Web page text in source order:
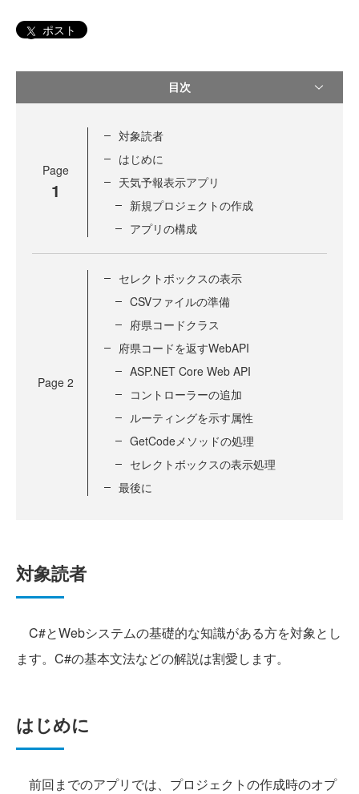
ポスト
目次
Page
1
対象読者
はじめに
天気予報表示アプリ
新規プロジェクトの作成
アプリの構成
Page 2
セレクトボックスの表示
CSVファイルの準備
府県コードクラス
府県コードを返すWebAPI
ASP.NET Core Web API
コントローラーの追加
ルーティングを示す属性
GetCodeメソッドの処理
セレクトボックスの表示処理
最後に
対象読者
C#とWebシステムの基礎的な知識がある方を対象とし
ます。C#の基本文法などの解説は割愛します。
はじめに
前回までのアプリでは、プロジェクトの作成時のオプ